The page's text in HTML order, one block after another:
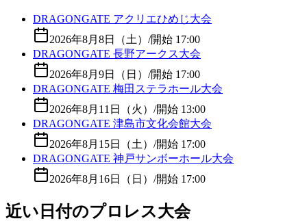
DRAGONGATE アクリエひめじ大会
2026年8月8日（土） /開始 17:00
DRAGONGATE 長野アークス大会
2026年8月9日（日） /開始 17:00
DRAGONGATE 梅田ステラホール大会
2026年8月11日（火） /開始 13:00
DRAGONGATE 津島市文化会館大会
2026年8月15日（土） /開始 17:00
DRAGONGATE 神戸サンボーホール大会
2026年8月16日（日） /開始 17:00
近い日付のプロレス大会